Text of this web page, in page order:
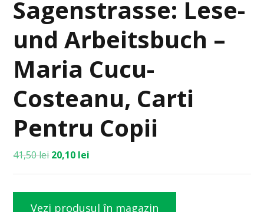
Sagenstrasse: Lese-
und Arbeitsbuch –
Maria Cucu-
Costeanu, Carti
Pentru Copii
41,50lei 20,10 lei
Vezi produsul în magazin